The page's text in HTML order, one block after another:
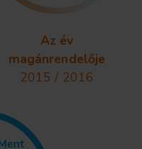
Az év
magánrendelője
2015 / 2016